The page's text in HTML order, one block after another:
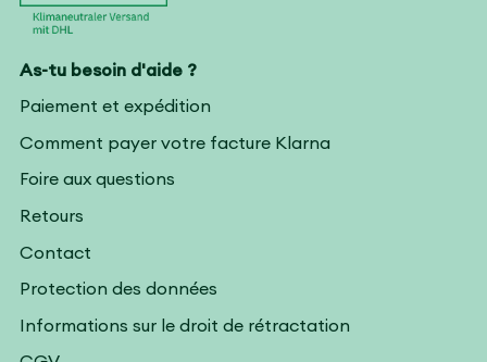
As-tu besoin d'aide ?
Paiement et expédition
Comment payer votre facture Klarna
Foire aux questions
Retours
Contact
Protection des données
Informations sur le droit de rétractation